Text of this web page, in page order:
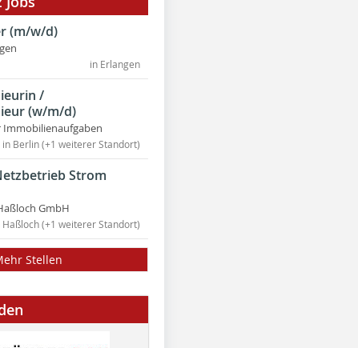
(m/w/d)
in Erlangen
/
(w/m/d)
in Berlin (+1 weiterer Standort)
Strom
GmbH
Haßloch (+1 weiterer Standort)
Stellen